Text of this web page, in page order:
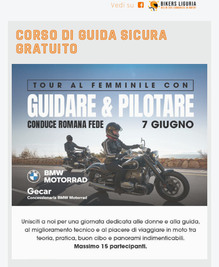
Vedi su
CORSO DI GUIDA SICURA
GRATUITO